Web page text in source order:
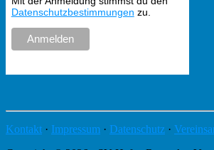
Datenschutzbestimmungen zu.
Kontakt · Impressum · Datenschutz ·